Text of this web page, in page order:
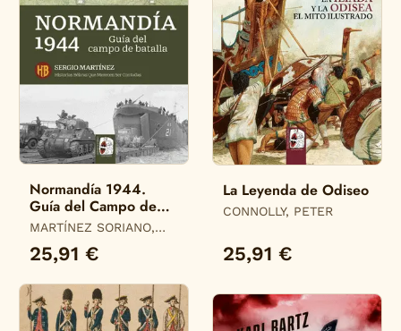
Normandía 1944.
Guía del Campo de
Batalla
MARTÍNEZ SORIANO,
25,91 €
La Leyenda de Odiseo
CONNOLLY, PETER
25,91 €